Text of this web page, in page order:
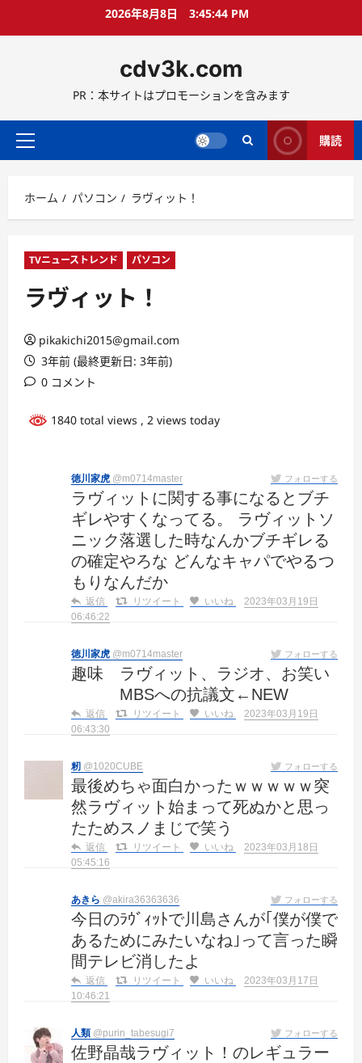
ス
ッ
2026年8月8日 3:45:46 PM
cdv3k.com
PR：本サイトはプロモーションを含みます
メ
メ
ニ
ー
購読
ホーム パソコン ラヴィット！
TVニューストレンド パソコン
ラヴィット！
pikakichi2015@gmail.com
3年前 (最終更新日: 3年前)
0 コメント
1840 total views , 2 views today
徳川家虎 @m0714master フォローする
ラヴィットに関する事になるとブチ
ギレやすくなってる。 ラヴィットソ
ニック落選した時なんかブチギレる
の確定やろな どんなキャパでやるつ
もりなんだか
返信 リツイート いいね
2023年03月19日
06:46:22
徳川家虎 @m0714master フォローする
趣味 ラヴィット、ラジオ、お笑い
MBSへの抗議文←NEW
返信 リツイート いいね
2023年03月19日
06:43:30
籾 @1020CUBE フォローする
最後めちゃ面白かったｗｗｗｗｗ突
然ラヴィット始まって死ぬかと思っ
たためスノまじで笑う
返信 リツイート いいね
2023年03月18日
05:45:16
あきら @akira36363636 フォローする
今日のﾗｳﾞｨｯﾄで川島さんが｢僕が僕で
あるためにみたいなね｣って言った瞬
間テレビ消したよ
返信 リツイート いいね
2023年03月17日
10:46:21
人類 @purin_tabesugi7 フォローする
佐野晶哉ラヴィット！のレギュラー